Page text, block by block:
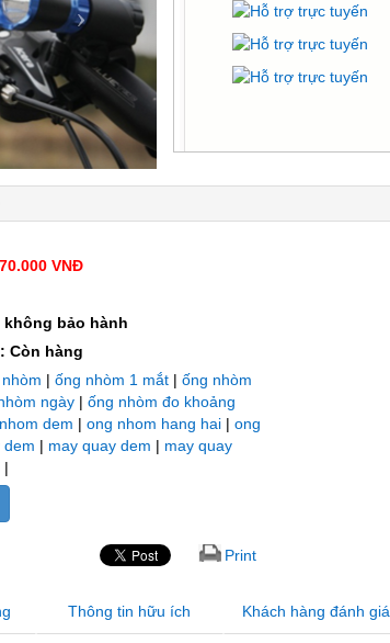
VNĐ
không bảo hành
Còn hàng
| ống nhòm 1 mắt| ống nhòm
ngày| ống nhòm đo khoảng
dem | ong nhom hang hai| ong
dem | may quay dem | may quay
|
Print
Thông tin hữu ích Khách hàng đánh giá